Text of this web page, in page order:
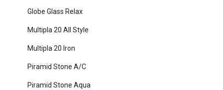
Globe Glass Relax
Multipla 20 All Style
Multipla 20 Iron
Piramid Stone A/C
Piramid Stone Aqua